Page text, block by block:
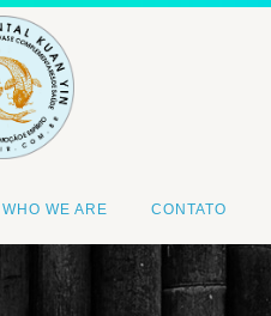
WE ARE CONTATO